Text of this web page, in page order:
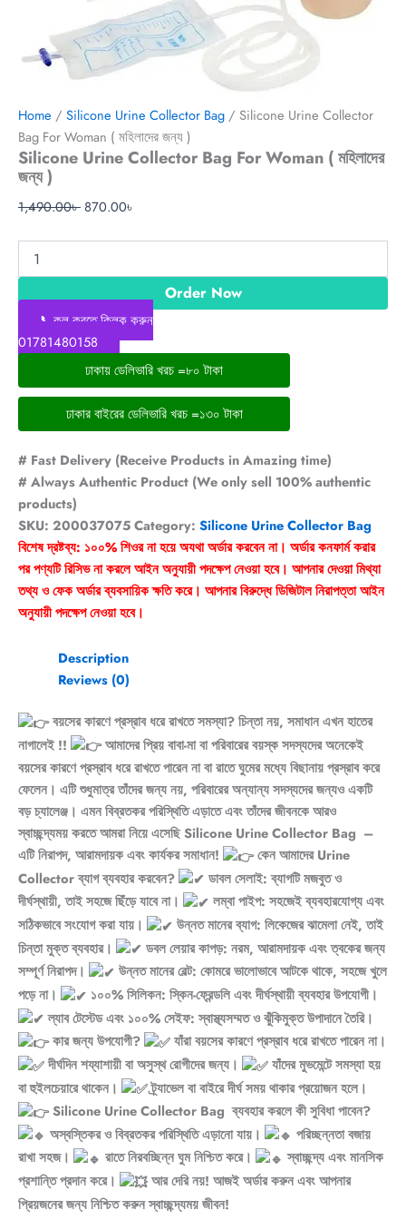
Home / Silicone Urine Collector Bag / Silicone Urine Collector
Bag For Woman ( মহিলাদের জন্য )
Silicone Urine Collector Bag For Woman ( মহিলাদের
জন্য )
1,490.00৳870.00৳
Order Now
📞কল করতে ক্লিক করুন
01781480158
ঢাকায় ডেলিভারি খরচ =৮০ টাকা
ঢাকার বাইরের ডেলিভারি খরচ =১৩০ টাকা
# Fast Delivery (Receive Products in Amazing time)
# Always Authentic Product (We only sell 100% authentic
products)
SKU: 200037075Category: Silicone Urine Collector Bag
বিশেষ দ্রষ্টব্য: ১০০% শিওর না হয়ে অযথা অর্ডার করবেন না। অর্ডার কনফার্ম করার
পর পণ্যটি রিসিভ না করলে আইন অনুযায়ী পদক্ষেপ নেওয়া হবে। আপনার দেওয়া মিথ্যা
তথ্য ও ফেক অর্ডার ব্যবসায়িক ক্ষতি করে। আপনার বিরুদ্ধে ডিজিটাল নিরাপত্তা আইন
অনুযায়ী পদক্ষেপ নেওয়া হবে।
Description
Reviews (0)
বয়সের কারণে প্রস্রাব ধরে রাখতে সমস্যা? চিন্তা নয়, সমাধান এখন হাতের
নাগালেই !!
আমাদের প্রিয় বাবা-মা বা পরিবারের বয়স্ক সদস্যদের অনেকেই
বয়সের কারণে প্রস্রাব ধরে রাখতে পারেন না বা রাতে ঘুমের মধ্যে বিছানায় প্রস্রাব করে
ফেলেন। এটি শুধুমাত্র তাঁদের জন্য নয়, পরিবারের অন্যান্য সদস্যদের জন্যও একটি
বড় চ্যালেঞ্জ। এমন বিব্রতকর পরিস্থিতি এড়াতে এবং তাঁদের জীবনকে আরও
স্বাচ্ছন্দ্যময় করতে আমরা নিয়ে এসেছি Silicone Urine Collector Bag –
এটি নিরাপদ, আরামদায়ক এবং কার্যকর সমাধান!
কেন আমাদের Urine
Collector ব্যাগ ব্যবহার করবেন?
ডাবল সেলাই: ব্যাগটি মজবুত ও
দীর্ঘস্থায়ী, তাই সহজে ছিঁড়ে যাবে না।
লম্বা পাইপ: সহজেই ব্যবহারযোগ্য এবং
সঠিকভাবে সংযোগ করা যায়।
উন্নত মানের ব্যাগ: লিকেজের ঝামেলা নেই, তাই
চিন্তা মুক্ত ব্যবহার।
ডবল লেয়ার কাপড়: নরম, আরামদায়ক এবং ত্বকের জন্য
সম্পূর্ণ নিরাপদ।
উন্নত মানের বেল্ট: কোমরে ভালোভাবে আটকে থাকে, সহজে খুলে
পড়ে না।
১০০% সিলিকন: স্কিন-ফ্রেন্ডলি এবং দীর্ঘস্থায়ী ব্যবহার উপযোগী।
ল্যাব টেস্টেড এবং ১০০% সেইফ: স্বাস্থ্যসম্মত ও ঝুঁকিমুক্ত উপাদানে তৈরি।
কার জন্য উপযোগী?
যাঁরা বয়সের কারণে প্রস্রাব ধরে রাখতে পারেন না।
দীর্ঘদিন শয্যাশায়ী বা অসুস্থ রোগীদের জন্য।
যাঁদের মুভমেন্টে সমস্যা হয়
বা হুইলচেয়ারে থাকেন।
ট্র্যাভেল বা বাইরে দীর্ঘ সময় থাকার প্রয়োজন হলে।
Silicone Urine Collector Bag ব্যবহার করলে কী সুবিধা পাবেন?
অস্বস্তিকর ও বিব্রতকর পরিস্থিতি এড়ানো যায়।
পরিচ্ছন্নতা বজায়
রাখা সহজ।
রাতে নিরবচ্ছিন্ন ঘুম নিশ্চিত করে।
স্বাচ্ছন্দ্য এবং মানসিক
প্রশান্তি প্রদান করে।
আর দেরি নয়! আজই অর্ডার করুন এবং আপনার
প্রিয়জনের জন্য নিশ্চিত করুন স্বাচ্ছন্দ্যময় জীবন!